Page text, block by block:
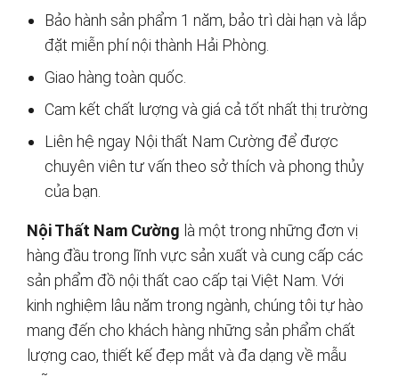
Bảo hành sản phẩm 1 năm, bảo trì dài hạn và lắp
đặt miễn phí nội thành Hải Phòng.
Giao hàng toàn quốc.
Cam kết chất lượng và giá cả tốt nhất thị trường
Liên hệ ngay Nội thất Nam Cường để được
chuyên viên tư vấn theo sở thích và phong thủy
của bạn.
Nội Thất Nam Cường là một trong những đơn vị
hàng đầu trong lĩnh vực sản xuất và cung cấp các
sản phẩm đồ nội thất cao cấp tại Việt Nam. Với
kinh nghiệm lâu năm trong ngành, chúng tôi tự hào
mang đến cho khách hàng những sản phẩm chất
lượng cao, thiết kế đẹp mắt và đa dạng về mẫu